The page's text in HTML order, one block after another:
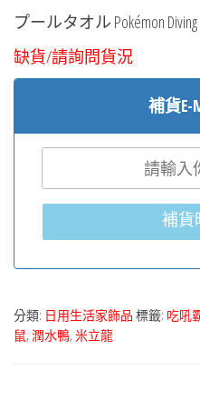
プールタオル Pokémon
缺貨/請詢問貨況
補貨E-
補貨
分類: 日用生活家飾品 標籤: 吃吼
鼠, 潤水鴨, 米立龍